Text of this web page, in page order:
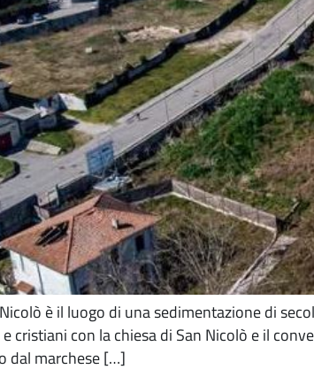
Nicolò è il luogo di una sedimentazione di
cristiani con la chiesa di San Nicolò e il
dal marchese […]